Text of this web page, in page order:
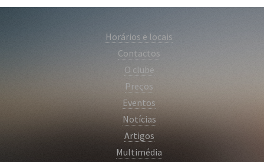
Horários e locais
Contactos
O clube
Preços
Eventos
Notícias
Artigos
Multimédia